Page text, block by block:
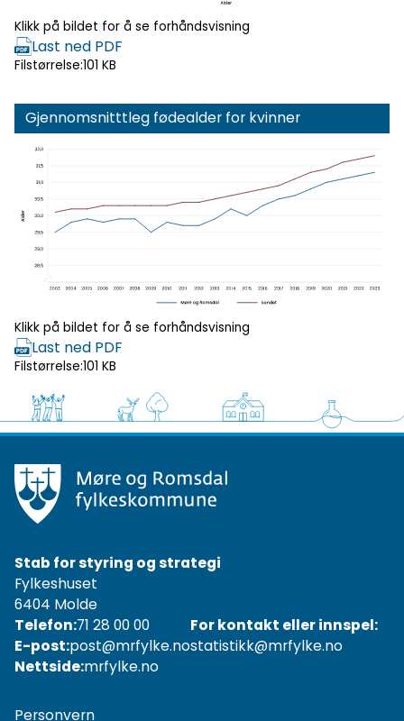
Klikk på bildet for å se forhåndsvisning
Last ned PDF
Filstørrelse:101 KB
Gjennomsnitttleg fødealder for kvinner
forhåndsvisning
Klikk på bildet for å se forhåndsvisning
Last ned PDF
Filstørrelse:101 KB
Stab for styring og strategi
Fylkeshuset
6404 Molde
Telefon:71 28 00 00
E-post:post@mrfylke.no
Nettside:mrfylke.no
For kontakt eller innspel:
statistikk@mrfylke.no
Personvern